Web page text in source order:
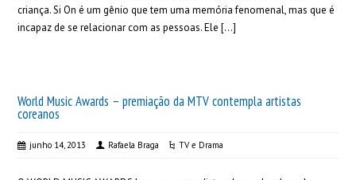
criança. Si On é um gênio que tem uma memória fenomenal, mas que é
incapaz de se relacionar com as pessoas. Ele […]
World Music Awards – premiação da MTV contempla artistas
coreanos
junho 14, 2013 Rafaela Braga TV e Drama